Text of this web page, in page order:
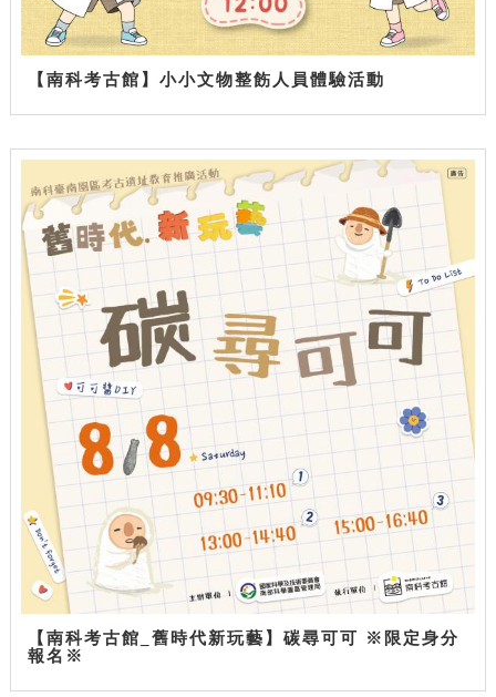
【南科考古館】小小文物整飭人員體驗活動
【南科考古館_舊時代新玩藝】碳尋可可 ※限定身分
報名※